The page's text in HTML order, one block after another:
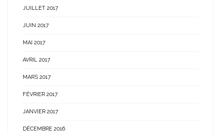
JUILLET 2017
JUIN 2017
MAI 2017
AVRIL 2017
MARS 2017
FÉVRIER 2017
JANVIER 2017
DÉCEMBRE 2016